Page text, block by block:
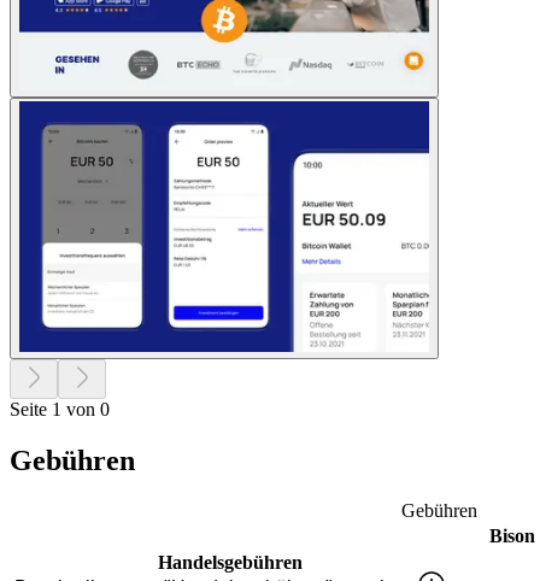
Seite 1 von 0
Gebühren
Gebühren
Bison
Handelsgebühren